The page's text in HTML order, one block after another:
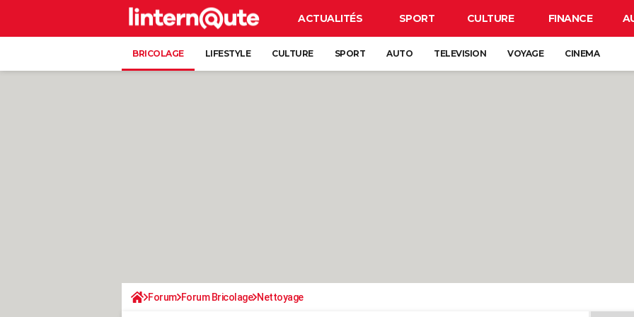
ACTUALITÉS SPORT CULTURE FINANCE
BRICOLAGE LIFESTYLE CULTURE SPORT AUTO TELEVISION VOYAGE CINEMA
Forum Forum Bricolage Nettoyage